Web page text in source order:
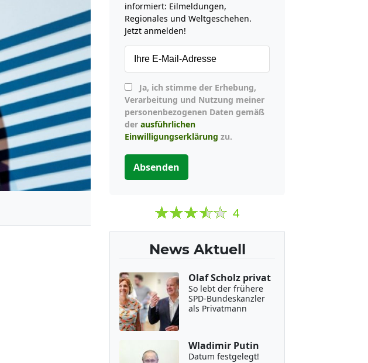
informiert: Eilmeldungen,
Regionales und Weltgeschehen.
Jetzt anmelden!
Verarbeitung und Nutzung meiner
personenbezogenen Daten gemäß
der ausführlichen
Einwilligungserklärung zu.
Absenden
4
News Aktuell
Olaf Scholz privat
So lebt der frühere
SPD-Bundeskanzler
als Privatmann
Wladimir Putin
Datum festgelegt!